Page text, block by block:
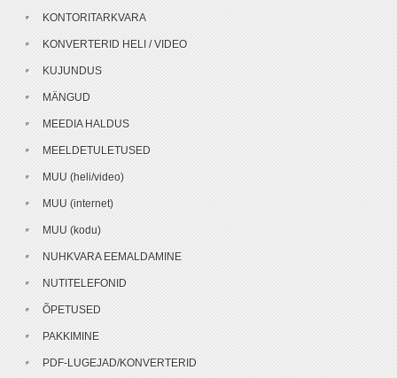
KONTORITARKVARA
KONVERTERID HELI / VIDEO
KUJUNDUS
MÄNGUD
MEEDIA HALDUS
MEELDETULETUSED
MUU (heli/video)
MUU (internet)
MUU (kodu)
NUHKVARA EEMALDAMINE
NUTITELEFONID
ÕPETUSED
PAKKIMINE
PDF-LUGEJAD/KONVERTERID